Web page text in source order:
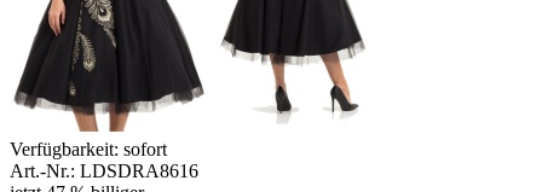
Verfügbarkeit: sofort
Art.-Nr.: LDSDRA8616